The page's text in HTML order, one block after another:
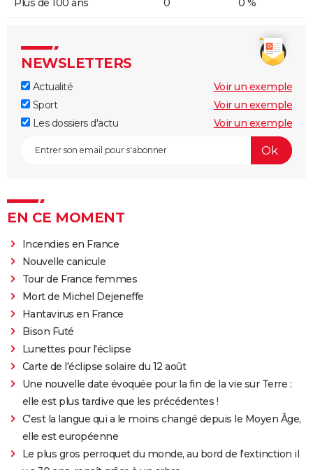
Plus de 100 ans 0 0 %
NEWSLETTERS
Actualité
Voir un exemple
Sport
Voir un exemple
Les dossiers d'actu
Voir un exemple
EN CE MOMENT
Incendies en France
Nouvelle canicule
Tour de France femmes
Mort de Michel Dejeneffe
Hantavirus en France
Bison Futé
Lunettes pour l'éclipse
Carte de l'éclipse solaire du 12 août
Une nouvelle date évoquée pour la fin de la vie sur Terre :
elle est plus tardive que les précédentes !
C'est la langue qui a le moins changé depuis le Moyen Âge,
elle est européenne
Le plus gros perroquet du monde, au bord de l'extinction il